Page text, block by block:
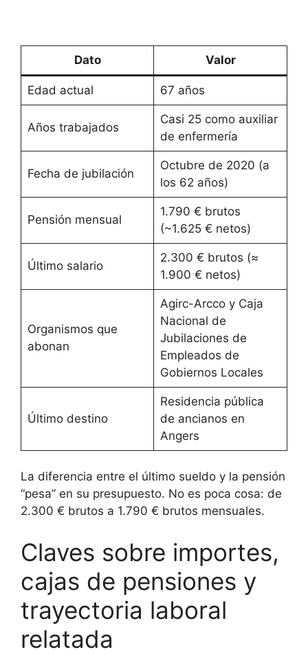
Dato Valor
Edad actual 67 años
Años trabajados
Casi 25 como auxiliar
de enfermería
Fecha de jubilación
Octubre de 2020 (a
los 62 años)
Pensión mensual
1.790 € brutos
(~1.625 € netos)
Último salario
2.300 € brutos (≈
1.900 € netos)
Organismos que
abonan
Agirc-Arcco y Caja
Nacional de
Jubilaciones de
Empleados de
Gobiernos Locales
Último destino
Residencia pública
de ancianos en
Angers
La diferencia entre el último sueldo y la pensión
“pesa” en su presupuesto. No es poca cosa: de
2.300 € brutos a 1.790 € brutos mensuales.
Claves sobre importes,
cajas de pensiones y
trayectoria laboral
relatada